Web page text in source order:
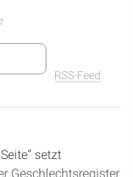
RSS-Feed
setzt
Geschlechtsregister